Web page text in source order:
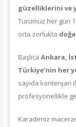
güzelliklerini ve
Turumuz her gün
orta zorlukta
Başlıca Ankara,
Türkiye’nin her
sayıda kontenjan
profesyonellikle
Karadeniz